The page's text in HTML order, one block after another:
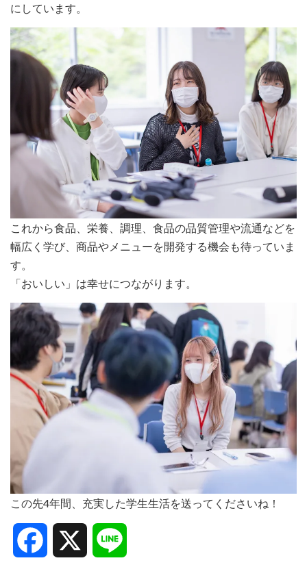
にしています。
これから食品、栄養、調理、食品の品質管理や流通などを
幅広く学び、商品やメニューを開発する機会も待っていま
す。
「おいしい」は幸せにつながります。
この先4年間、充実した学生生活を送ってくださいね！
Facebook